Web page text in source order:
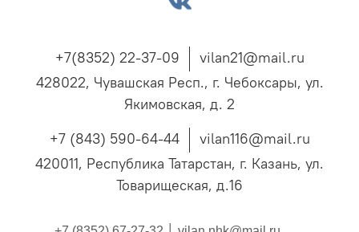
+7(8352) 22-37-09
vilan21@mail.ru
428022, Чувашская Респ., г. Чебоксары, ул.
Якимовская, д. 2
+7 (843) 590-64-44
vilan116@mail.ru
420011, Республика Татарстан, г. Казань, ул.
Товарищеская, д.16